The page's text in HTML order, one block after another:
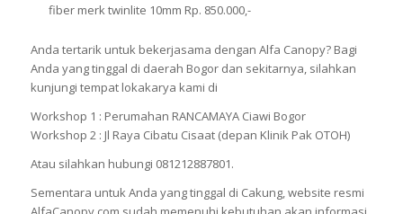
fiber merk twinlite 10mm Rp. 850.000,-
Anda tertarik untuk bekerjasama dengan Alfa Canopy? Bagi
Anda yang tinggal di daerah Bogor dan sekitarnya, silahkan
kunjungi tempat lokakarya kami di
Workshop 1 : Perumahan RANCAMAYA Ciawi Bogor
Workshop 2 : Jl Raya Cibatu Cisaat (depan Klinik Pak OTOH)
Atau silahkan hubungi 081212887801.
Sementara untuk Anda yang tinggal di Cakung, website resmi